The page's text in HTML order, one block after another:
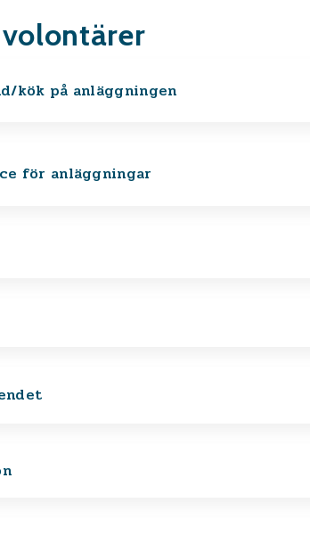
kök på anläggningen
för anläggningar